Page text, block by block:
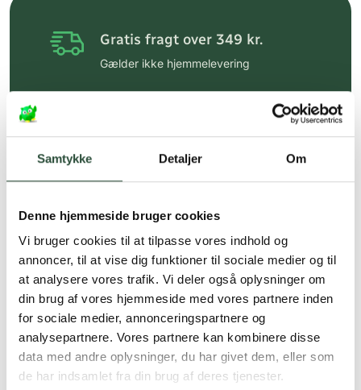
Samtykke Detaljer Om
Denne hjemmeside bruger cookies
Vi bruger cookies til at tilpasse vores indhold og
annoncer, til at vise dig funktioner til sociale medier og til
at analysere vores trafik. Vi deler også oplysninger om
din brug af vores hjemmeside med vores partnere inden
for sociale medier, annonceringspartnere og
analysepartnere. Vores partnere kan kombinere disse
data med andre oplysninger, du har givet dem, eller som
de har indsamlet fra din brug af deres tjenester.
Gratis fragt over 349 kr.
Gælder ikke hjemmelevering
Hurtig levering (30 min. i Kbh)
Faste lave priser*
*Gælder ikke ernæringsprodukter.
Stort udvalg af kendte
produkter
Vi tilbyder et stort udvalg af kendte
cremer, vitaminer og andre spændende
produkter – altid til fast lav pris.